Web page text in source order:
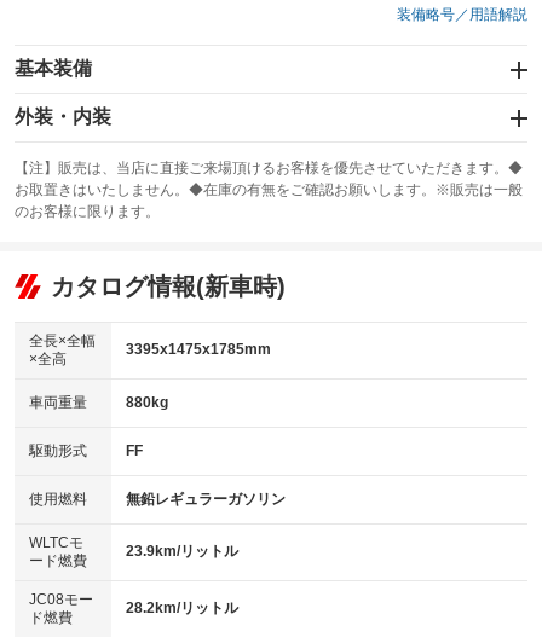
装備略号／用語解説
基本装備
エアバッグ：運転席/助手席/サイド
：装備あり
：装備あり
サンルーフ
：装備なし ABS
リフトアップ
：装備なし
：装備なし
パワーウィンドウ
アイドリングストップ
：装備なし
USB入力端子
：装備なし
100V電源
：装備なし
センターデフロック
：装備なし
電動格納ミラー
：装備あり
外装・内装
カーナビ：メモリーナビ他
：装備あり
TV：フルセグ
：装備あり
ビジュアル
：装備なし
：装備なし
革シート
キーレス
HID(キセノンライト)
：装備なし
バックカメラ
：装備なし
エアロ
：装備なし
：装備なし
パワーシート
【注】販売は、当店に直接ご来場頂けるお客様を優先させていただきます。◆
お取置きはいたしません。◆在庫の有無をご確認お願いします。※販売は一般
のお客様に限ります。
カタログ情報(新車時)
全長×全幅
×全高
3395x1475x1785mm
車両重量 880kg
駆動形式 FF
使用燃料 無鉛レギュラーガソリン
WLTCモ
ード燃費
23.9km/リットル
JC08モー
ド燃費
28.2km/リットル